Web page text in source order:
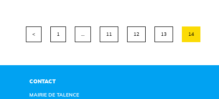
< 1 11 12 13 14
CONTACT
MAIRIE DE TALENCE